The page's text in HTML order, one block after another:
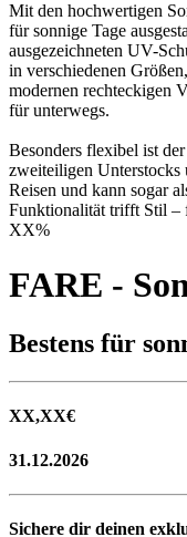
Mit den hochwertigen
für sonnige Tage
ausgezeichneten UV-
in verschiedenen
modernen rechteckigen
für unterwegs.
Besonders flexibel ist der
zweiteiligen Unterstocks
Reisen und kann sogar
Funktionalität trifft Stil –
XX%
FARE -
Bestens für
XX,XX€
31.12.2026
Sichere dir deinen